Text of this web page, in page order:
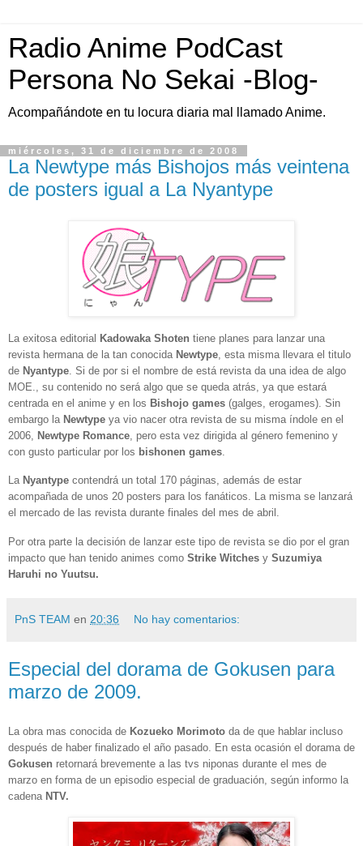
Radio Anime PodCast
Persona No Sekai -Blog-
Acompañándote en tu locura diaria mal llamado Anime.
miércoles, 31 de diciembre de 2008
La Newtype más Bishojos más veintena
de posters igual a La Nyantype
La exitosa editorial Kadowaka Shoten tiene planes para lanzar una
revista hermana de la tan conocida Newtype , esta misma llevara el titulo
de Nyantype . Si de por si el nombre de está revista da una idea de algo
MOE., su contenido no será algo que se queda atrás, ya que estará
centrada en el anime y en los Bishojo games (galges, erogames). Sin
embargo la Newtype ya vio nacer otra revista de su misma índole en el
2006, Newtype Romance , pero esta vez dirigida al género femenino y
con gusto particular por los bishonen games
La Nyantype contendrá un total 170 páginas, además de estar
acompañada de unos 20 posters para los fanáticos. La misma se lanzará
el mercado de las revista durante finales del mes de abril.
Por otra parte la decisión de lanzar este tipo de revista se dio por el gran
impacto que han tenido animes como Strike Witches y Suzumiya
Haruhi no Yuutsu.
PnS TEAM en 20:36 No hay comentarios:
Especial del dorama de Gokusen para
marzo de 2009.
La obra mas conocida de Kozueko Morimoto da de que hablar incluso
después de haber finalizado el año pasado. En esta ocasión el dorama de
Gokusen retornará brevemente a las tvs niponas durante el mes de
marzo en forma de un episodio especial de graduación, según informo la
cadena NTV.